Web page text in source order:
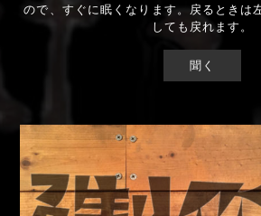
ので、すぐに眠くなります。戻るときは
しても戻れます。
聞く